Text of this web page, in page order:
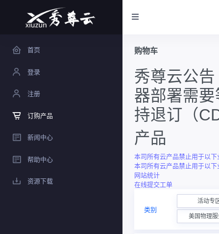
首页
登录
注册
订购产品
新闻中心
帮助中心
资源下载
购物车
秀尊云公
器部署需
持退订（
产品
本司所有云产品禁止用于以
本司所有云产品禁止用于以
网站统计
在线提交工单
类别
活动专
美国物理